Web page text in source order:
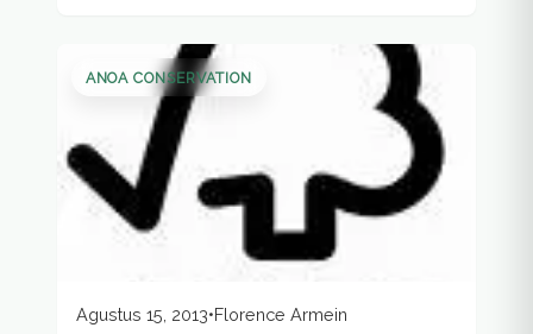
ANOA CONSERVATION
Agustus 15, 2013•Florence Armein